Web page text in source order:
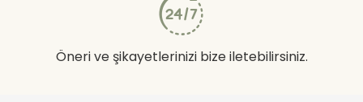
Öneri ve şikayetlerinizi bize iletebilirsiniz.